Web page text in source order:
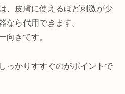
、皮膚に使えるほど刺激が少
なら代用できます。
向きです。
っかりすすぐのがポイントで